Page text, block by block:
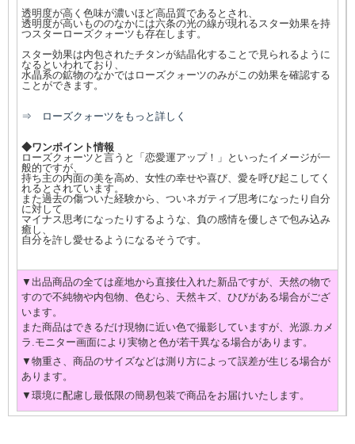
透明度が高く色味が濃いほど高品質であるとされ、
透明度が高いもののなかには六条の光の線が現れるスター効果を持
つスターローズクォーツも存在します。
スター効果は内包されたチタンが結晶化することで見られるように
なるといわれており、
水晶系の鉱物のなかではローズクォーツのみがこの効果を確認する
ことができます。
⇒ ローズクォーツをもっと詳しく
◆ワンポイント情報
ローズクォーツと言うと「恋愛運アップ！」といったイメージが一
般的ですが、
持ち主の内面の美を高め、女性の幸せや喜び、愛を呼び起こしてく
れるとされています。
また過去の傷ついた経験から、ついネガティブ思考になったり自分
に対して
マイナス思考になったりするような、負の感情を優しさで包み込み
癒し、
自分を許し愛せるようになるそうです。
▼出品商品の全ては産地から直接仕入れた新品ですが、天然の物で
すので不純物や内包物、色むら、天然キズ、ひびがある場合がござ
います。
また商品はできるだけ現物に近い色で撮影していますが、光源.カメ
ラ.モニター画面により実物と色が若干異なる場合があります。
▼物重さ、商品のサイズなどは測り方によって誤差が生じる場合が
あります。
▼環境に配慮し最低限の簡易包装で商品をお届けいたします。